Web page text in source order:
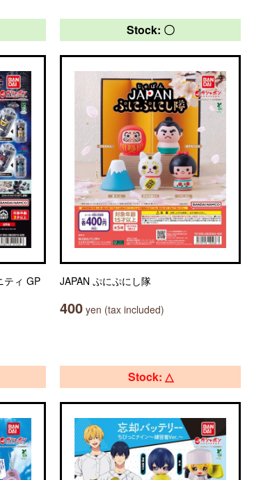
ティ GP
Stock: 〇
JAPAN ぷにぷにし隊
400 yen (tax included)
Stock: △